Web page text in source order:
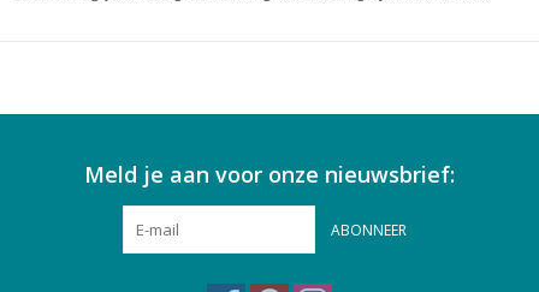
Meld je aan voor onze nieuwsbrief:
ABONNEER